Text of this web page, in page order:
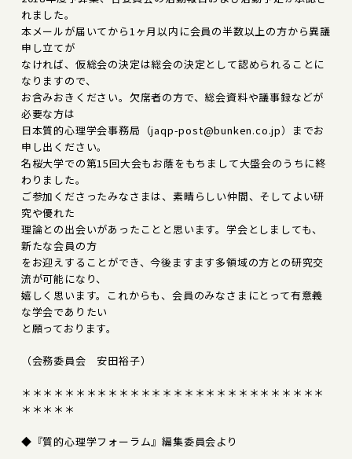
れました。
本メールが届いてから1ヶ月以内に会員の半数以上の方から異議
申し立てが
なければ、仮総会の決定は総会の決定として認められることに
なりますので、
お含みおきください。欠席者の方で、総会資料や議事録などが
必要な方は
日本質的心理学会事務局（jaqp-post@bunken.co.jp）までお
申し出ください。
名桜大学での第15回大会もお蔭をもちまして大盛会のうちに終
わりました。
ご参加くださったみなさまは、素晴らしい仲間、そしてよい研
究や優れた
理論との出会いがあったことと思います。学会としましても、
新たな会員の方
をお迎えすることができ、今後ますます多領域の方との研究交
流が可能になり、
嬉しく思います。これからも、会員のみなさまにとって有意義
な学会でありたい
と願っております。
（会務委員会 安田裕子）
＊＊＊＊＊＊＊＊＊＊＊＊＊＊＊＊＊＊＊＊＊＊＊＊＊＊＊＊
＊＊＊＊＊
◆『質的心理学フォーラム』編集委員会より